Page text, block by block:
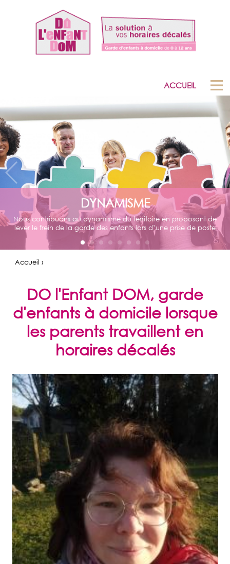
ACCUEIL
DYNAMISME
Nous contribuons au dynamisme du territoire en proposant de
lever le frein de la garde des enfants lors d’une prise de poste
Accueil ›
DO l'Enfant DOM, garde
d'enfants à domicile lorsque
les parents travaillent en
horaires décalés